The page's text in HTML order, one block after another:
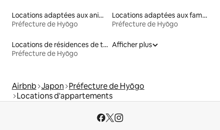
Locations adaptées aux animaux
Préfecture de Hyōgo
Locations adaptées aux familles
Préfecture de Hyōgo
Locations de résidences de tourisme
Préfecture de Hyōgo
Afficher plus
Airbnb Japon Préfecture de Hyōgo
Locations d'appartements